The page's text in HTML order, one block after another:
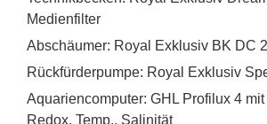
Medienfilter
Abschäumer: Royal Exklusiv BK DC
Rückfürderpumpe: Royal Exklusiv
Aquariencomputer: GHL Profilux 4
Redox, Temp., Salinität